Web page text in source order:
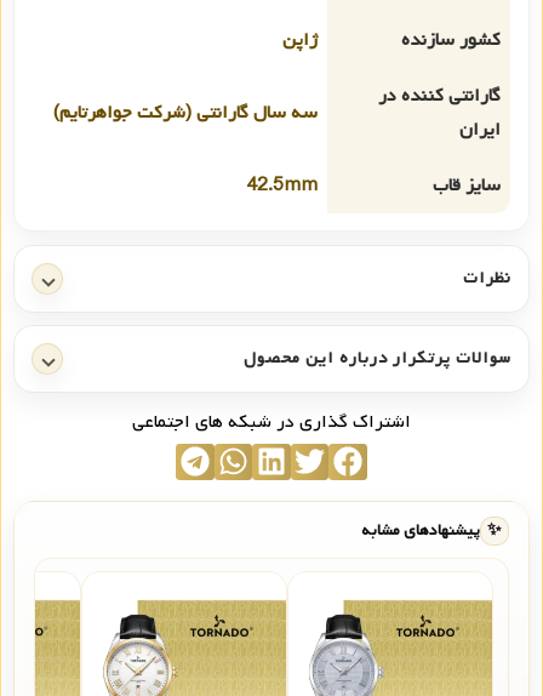
کشور سازنده
ژاپن
گارانتی کننده در
ایران
سه سال گارانتی (شرکت جواهرتایم)
سایز قاب 42.5mm
نظرات
سوالات پرتکرار درباره این محصول
اشتراک گذاری در شبکه های اجتماعی
✨ پیشنهادهای مشابه